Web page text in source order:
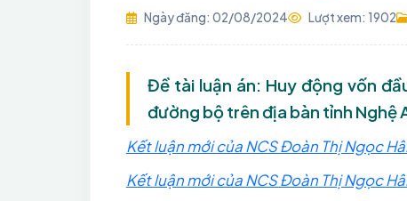
Ngày đăng: 02/08/2024 Lượt xem: 1902
Đề tài luận án: Huy động vốn
đường bộ trên địa bàn tỉnh Nghệ
Kết luận mới của NCS Đoàn Thị Ngọc
Kết luận mới của NCS Đoàn Thị Ngọc